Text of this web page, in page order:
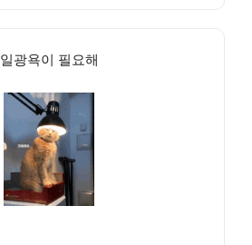
일광욕이 필요해